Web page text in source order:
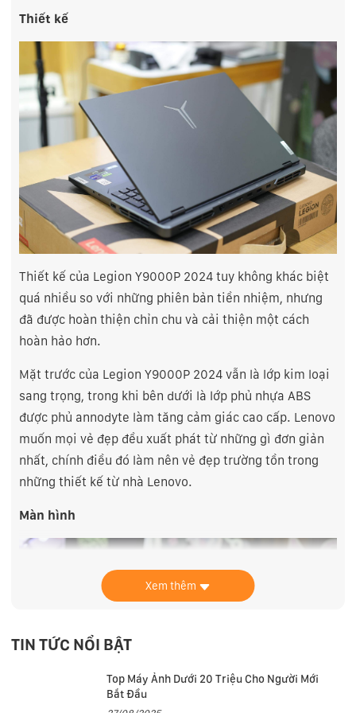
Thiết kế
Thiết kế của Legion Y9000P 2024 tuy không khác biệt
quá nhiều so với những phiên bản tiền nhiệm, nhưng
đã được hoàn thiện chỉn chu và cải thiện một cách
hoàn hảo hơn.
Mặt trước của Legion Y9000P 2024 vẫn là lớp kim loại
sang trọng, trong khi bên dưới là lớp phủ nhựa ABS
được phủ annodyte làm tăng cảm giác cao cấp. Lenovo
muốn mọi vẻ đẹp đều xuất phát từ những gì đơn giản
nhất, chính điều đó làm nên vẻ đẹp trường tồn trong
những thiết kế từ nhà Lenovo.
Màn hình
Xem thêm
TIN TỨC NỔI BẬT
Top Máy Ảnh Dưới 20 Triệu Cho Người Mới
Bắt Đầu